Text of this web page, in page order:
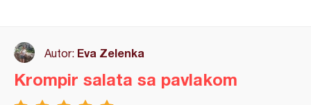
Autor: Eva Zelenka
Krompir salata sa pavlakom